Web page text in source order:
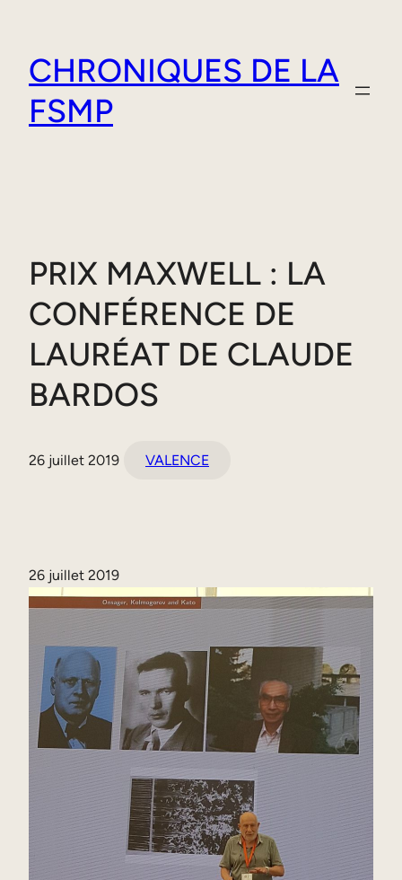
contenu
CHRONIQUES DE LA
FSMP
PRIX MAXWELL : LA
CONFÉRENCE DE
LAURÉAT DE CLAUDE
BARDOS
26 juillet 2019 VALENCE
26 juillet 2019